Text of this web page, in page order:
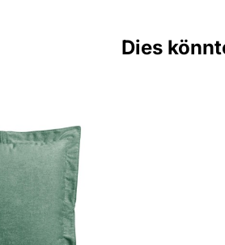
Dies